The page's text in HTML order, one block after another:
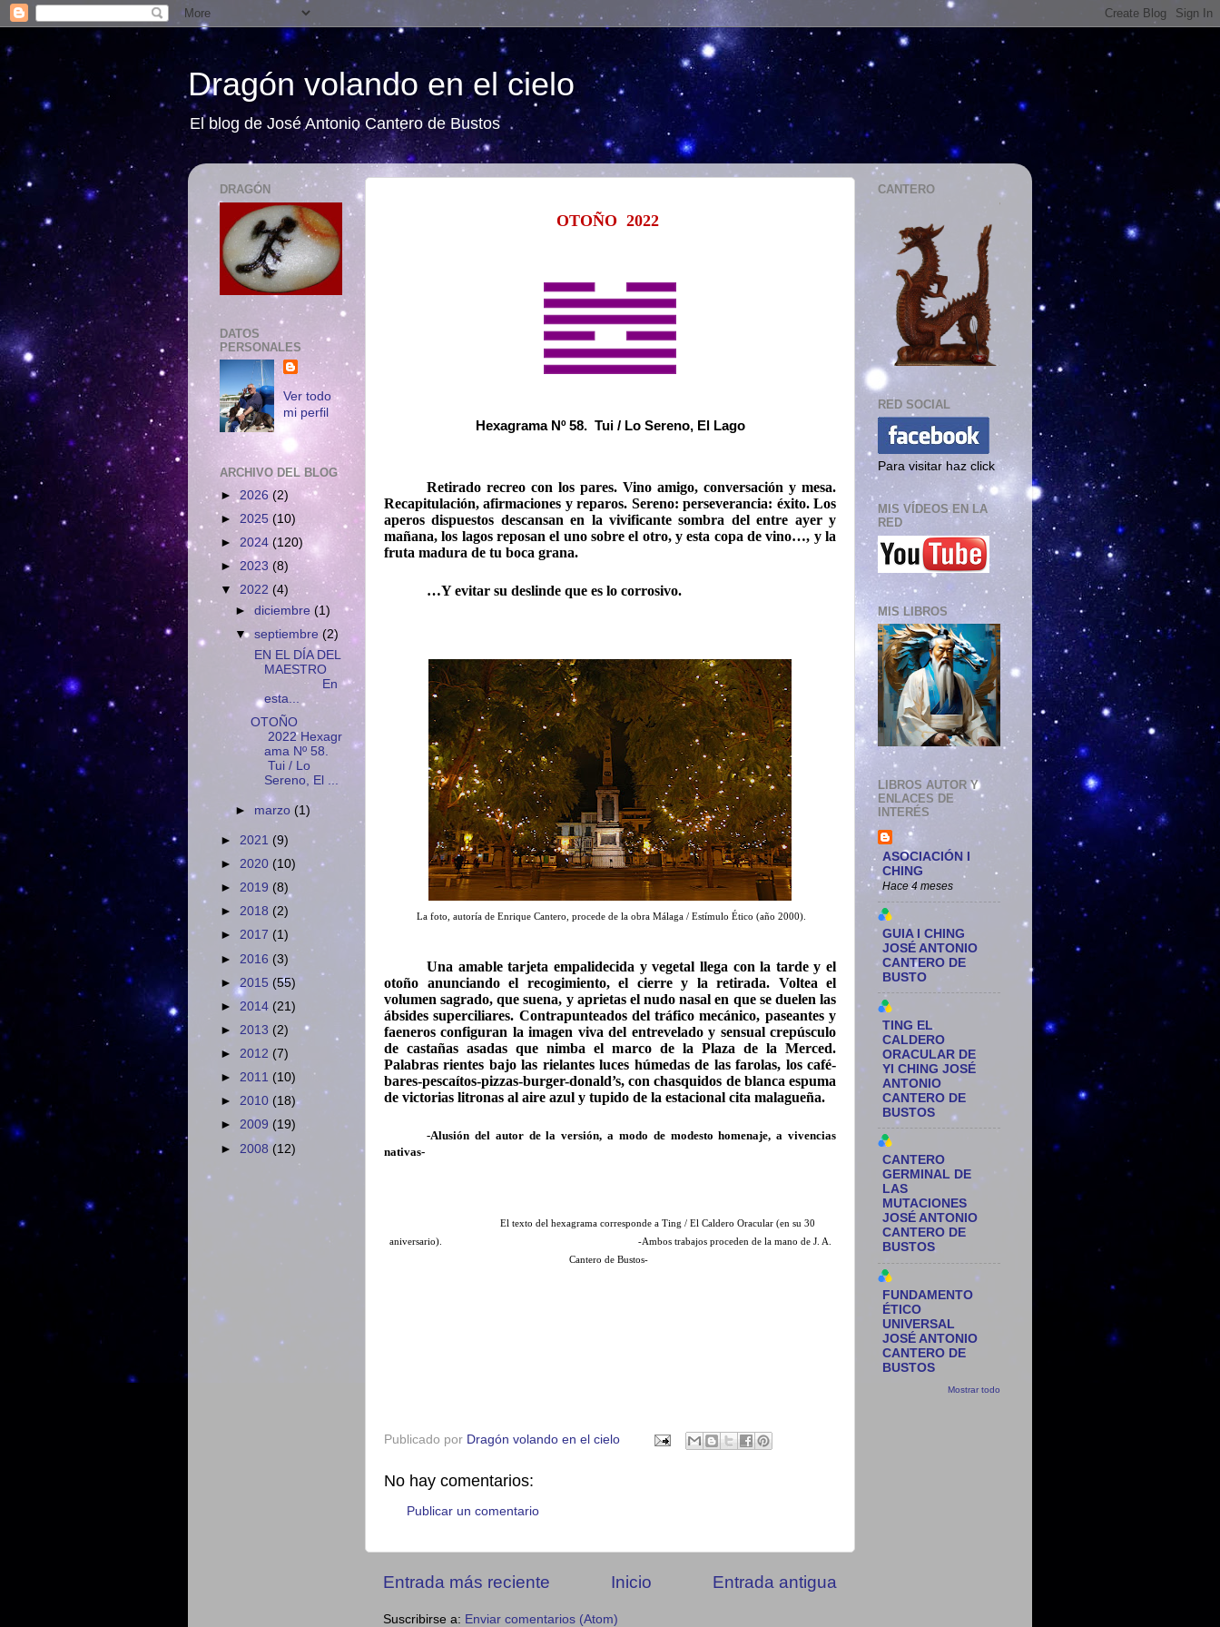
Dragón volando en el cielo
El blog de José Antonio Cantero de Bustos
OTOÑO 2022
Hexagrama Nº 58. Tui / Lo Sereno, El Lago
Retirado recreo con los pares. Vino amigo, conversación y mesa.
Recapitulación, afirmaciones y reparos. Sereno: perseverancia: éxito. Los
aperos dispuestos descansan en la vivificante sombra del entre ayer y
mañana, los lagos reposan el uno sobre el otro, y esta copa de vino…, y la
fruta madura de tu boca grana.
…Y evitar su deslinde que es lo corrosivo.
La foto, autoría de Enrique Cantero, procede de la obra Málaga / Estímulo Ético (año 2000).
Una amable tarjeta empalidecida y vegetal llega con la tarde y el
otoño anunciando el recogimiento, el cierre y la retirada. Voltea el
volumen sagrado, que suena, y aprietas el nudo nasal en que se duelen las
ábsides superciliares. Contrapunteados del tráfico mecánico, paseantes y
faeneros configuran la imagen viva del entrevelado y sensual crepúsculo
de castañas asadas que nimba el marco de la Plaza de la Merced.
Palabras rientes bajo las rielantes luces húmedas de las farolas, los café-
bares-pescaítos-pizzas-burger-donald’s, con chasquidos de blanca espuma
de victorias litronas al aire azul y tupido de la estacional cita malagueña.
-Alusión del autor de la versión, a modo de modesto homenaje, a vivencias
nativas-
El texto del hexagrama corresponde a Ting / El Caldero Oracular (en su 30
aniversario).
-Ambos trabajos proceden de la mano de J. A.
Cantero de Bustos-
Publicado por Dragón volando en el cielo
No hay comentarios:
Publicar un comentario
Entrada más reciente Entrada antigua
Inicio
Suscribirse a: Enviar comentarios (Atom)
DRAGÓN
DATOS
PERSONALES
Ver todo
mi perfil
ARCHIVO DEL BLOG
►2026 (2)
► 2025 (10)
► 2024 (120)
► 2023 (8)
▼2022 (4)
►diciembre(1)
▼septiembre(2)
EN EL DÍA DEL
MAESTRO
En
esta...
OTOÑO
2022 Hexagr
ama Nº 58.
Tui / Lo
Sereno, El ...
► marzo(1)
► 2021 (9)
► 2020 (10)
► 2019 (8)
► 2018 (2)
► 2017 (1)
► 2016 (3)
►2015 (55)
► 2014 (21)
► 2013 (2)
► 2012 (7)
► 2011 (10)
► 2010 (18)
► 2009 (19)
► 2008 (12)
CANTERO
RED SOCIAL
Para visitar haz click
MIS VÍDEOS EN LA
RED
MIS LIBROS
LIBROS AUTOR Y
ENLACES DE
INTERÉS
ASOCIACIÓN I
CHING
Hace 4 meses
GUIA I CHING
JOSÉ ANTONIO
CANTERO DE
BUSTO
TING EL
CALDERO
ORACULAR DE
YI CHING JOSÉ
ANTONIO
CANTERO DE
BUSTOS
CANTERO
GERMINAL DE
LAS
MUTACIONES
JOSÉ ANTONIO
CANTERO DE
BUSTOS
FUNDAMENTO
ÉTICO
UNIVERSAL
JOSÉ ANTONIO
CANTERO DE
BUSTOS
Mostrar todo